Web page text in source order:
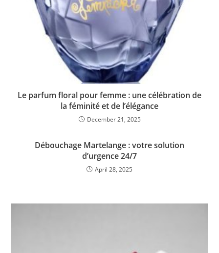
Le parfum floral pour femme : une célébration de
la féminité et de l’élégance
December 21, 2025
Débouchage Martelange : votre solution
d’urgence 24/7
April 28, 2025